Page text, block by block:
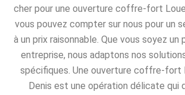
cher pour une ouverture coffre-fort
vous pouvez compter sur nous pour un
à un prix raisonnable. Que vous soyez un
entreprise, nous adaptons nos
spécifiques. Une ouverture coffre-
Denis est une opération délicate qui